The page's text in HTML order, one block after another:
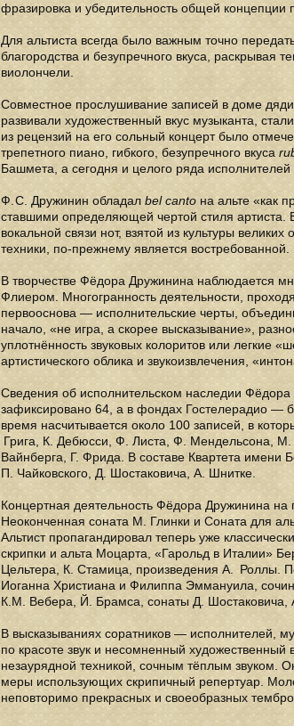
фразировка и убедительность общей концепции
Для альтиста всегда было важным точно
благородства и безупречного вкуса, раскрывая
виолончели.
Совместное прослушивание записей в доме
развивали художественный вкус музыканта,
из рецензий на его сольный концерт было
трепетного пиано, гибкого, безупречного вкуса
Башмета, а сегодня и целого ряда исполнителей
Ф. С. Дружинин обладал bel canto на альте «как
ставшими определяющей чертой стиля артиста.
вокальной связи нот, взятой из культуры
техники, по-прежнему является востребованной.
В творчестве Фёдора Дружинина наблюдается
Флиером. Многогранность деятельности,
первооснова — исполнительские черты,
начало, «не игра, а скорее высказывание»,
уплотнённость звуковых колоритов или легкие
артистического облика и звукоизвлечения,
Сведения об исполнительском наследии
зафиксировано 64, а в фондах Гостелерадио —
время насчитывается около 100 записей, в
Грига, К. Дебюсси, Ф. Листа, Ф. Мендельсона, М.
Вайнберга, Г. Фрида. В составе Квартета
П. Чайковского, Д. Шостаковича, А. Шнитке.
Концертная деятельность Фёдора Дружинина
Неоконченная соната М. Глинки и Соната для
Альтист пропагандировал теперь уже
скрипки и альта Моцарта, «Гарольд в Италии»
Цельтера, К. Стамица, произведения А. Роллы.
Иоганна Христиана и Филиппа Эммануила,
К.М. Вебера, Й. Брамса, сонаты Д. Шостаковича,
В высказываниях соратников — исполнителей,
по красоте звук и несомненный
незаурядной техникой, сочным тёплым звуком.
меры использующих скрипичный репертуар.
неповторимо прекрасных и своеобразных